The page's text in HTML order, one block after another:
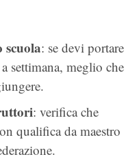
scuola: se devi portare
settimana, meglio che
: verifica che
qualifica da maestro